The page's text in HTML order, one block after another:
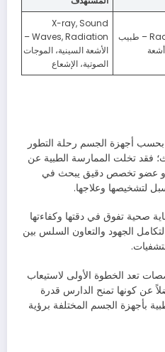
Radiologist – طبيب
X-ray, Sound
Waves, Radiation –
الأشعة السينية، الموجات
الصوتية، الإشعاع
أجهزة الجسم رحلة التطور
فقد تخلت الممارسة الطبية عن
أو عضو تخصص دقيق يبحث في
لتشخيصها وعلاجها.
صحية تفوق في دقتها وكفاءتها
الجهود والتعاون السلس بين
تعد الخطوة الأولى لاستيعاب
عن كونها تمنح الدارس قدرة
بأجهزة الجسم المختلفة برؤية